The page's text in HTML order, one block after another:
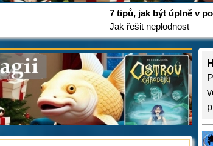
7 tipů, jak být úplně v
Jak řešit neplodnost